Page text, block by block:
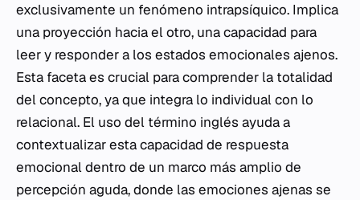
exclusivamente un fenómeno intrapsíquico. Implica
una proyección hacia el otro, una capacidad para
leer y responder a los estados emocionales ajenos.
Esta faceta es crucial para comprender la totalidad
del concepto, ya que integra lo individual con lo
relacional. El uso del término inglés ayuda a
contextualizar esta capacidad de respuesta
emocional dentro de un marco más amplio de
percepción aguda, donde las emociones ajenas se